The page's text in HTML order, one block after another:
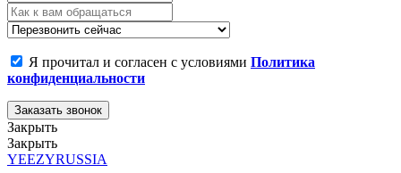
Я прочитал и согласен с условиями Политика
конфиденциальности
Заказать звонок
Закрыть
Закрыть
YEEZYRUSSIA